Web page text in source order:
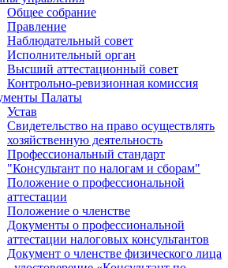
Общее собрание
Правление
Наблюдательный совет
Исполнительный орган
Высший аттестационный совет
Контрольно-ревизионная комиссия
Палаты
Устав
Свидетельство на право осуществлять
хозяйственную деятельность
Профессиональный стандарт
"Консультант по налогам и сборам"
Положение о профессиональной
аттестации
Положение о членстве
Документы о профессиональной
аттестации налоговых консультантов
Документ о членстве физического лица